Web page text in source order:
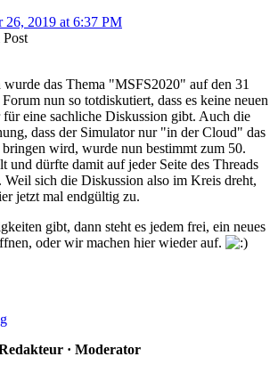
26, 2019 at 6:37 PM
das Thema "MSFS2020" auf den 31
nun so totdiskutiert, dass es keine neuen
für eine sachliche Diskussion gibt. Auch die
dass der Simulator nur "in der Cloud" das
bringen wird, wurde nun bestimmt zum 50.
und dürfte damit auf jeder Seite des Threads
Weil sich die Diskussion also im Kreis dreht,
jetzt mal endgültig zu.
gibt, dann steht es jedem frei, ein neues
oder wir machen hier wieder auf.
· Moderator